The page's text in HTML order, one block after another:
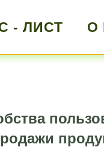
- ЛИСТ О